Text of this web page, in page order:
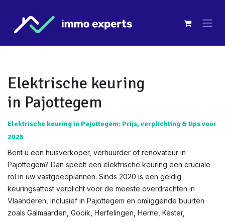
Elektrische keuring
in Pajottegem
Elektrische keuring in Pajottegem: Prijs, verplichting & tips voor
2025
Bent u een huisverkoper, verhuurder of renovateur in
Pajottegem? Dan speelt een elektrische keuring een cruciale
rol in uw vastgoedplannen. Sinds 2020 is een geldig
keuringsattest verplicht voor de meeste overdrachten in
Vlaanderen, inclusief in Pajottegem en omliggende buurten
zoals Galmaarden, Gooik, Herfelingen, Herne, Kester,